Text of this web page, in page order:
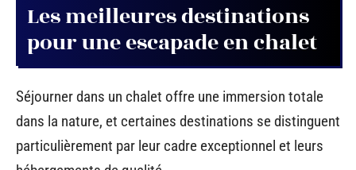
Les meilleures destinations
pour une escapade en chalet
Séjourner dans un chalet offre une immersion totale
dans la nature, et certaines destinations se distinguent
particulièrement par leur cadre exceptionnel et leurs